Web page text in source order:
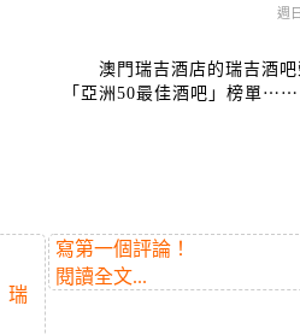
週
澳門瑞吉酒店的瑞吉酒
「亞洲50最佳酒吧」榜單⋯⋯
瑞
寫第一個評論！
閱讀全文...